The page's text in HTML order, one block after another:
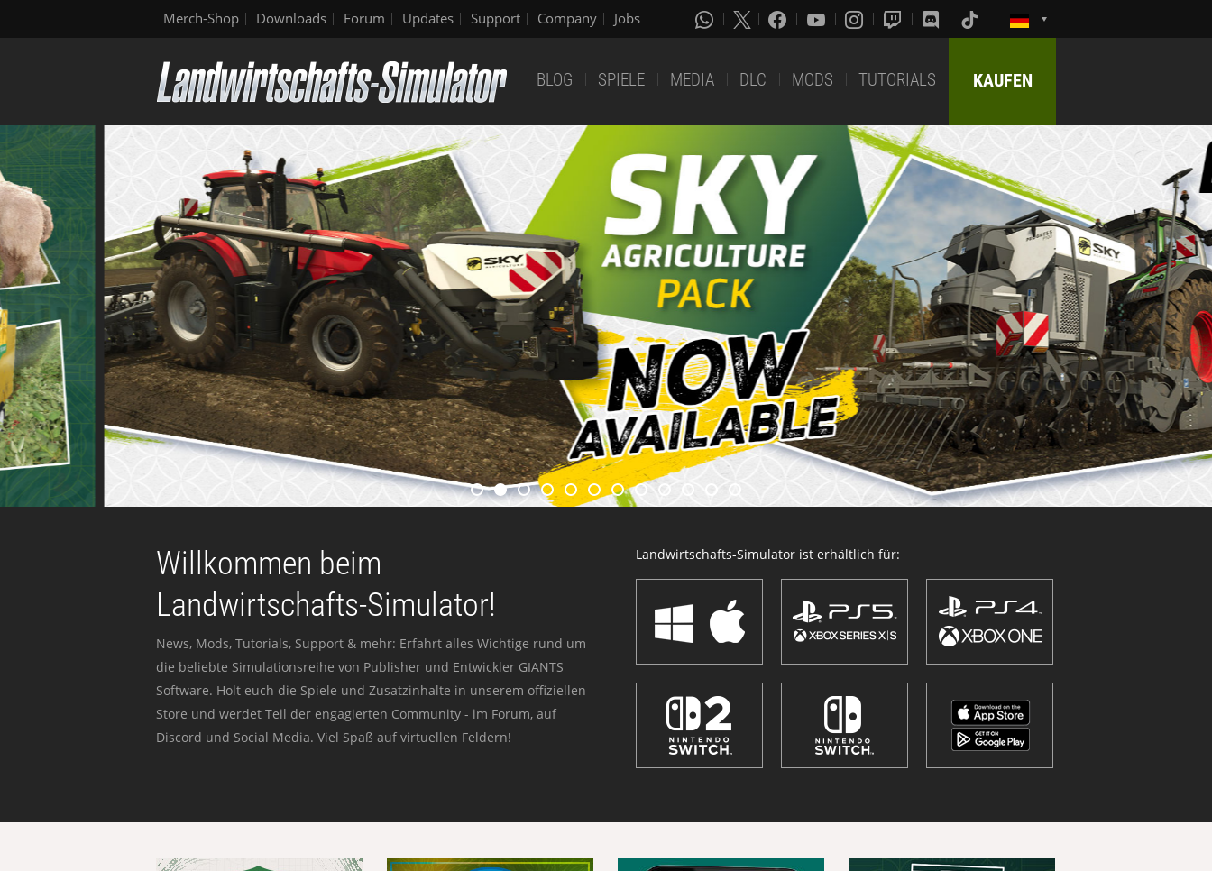
Merch-Shop Downloads Forum Updates Support Company Jobs
BLOG SPIELE MEDIA DLC MODS TUTORIALS KAUFEN
Willkommen beim
Landwirtschafts-Simulator!
News, Mods, Tutorials, Support & mehr: Erfahrt alles Wichtige rund um
die beliebte Simulationsreihe von Publisher und Entwickler GIANTS
Software. Holt euch die Spiele und Zusatzinhalte in unserem offiziellen
Store und werdet Teil der engagierten Community - im Forum, auf
Discord und Social Media. Viel Spaß auf virtuellen Feldern!
Landwirtschafts-Simulator ist erhältlich für: